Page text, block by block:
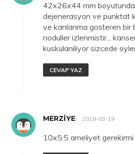
42x26x44 mm
dejenerasyon ve punktat
ve kanlanma gosteren bir
noduller izlenmistir...
kuskulaniliyor sizcede
CEVAP YAZ
MERZIYE 2018-03-19
10x5.5 ameliyet gerekirmi